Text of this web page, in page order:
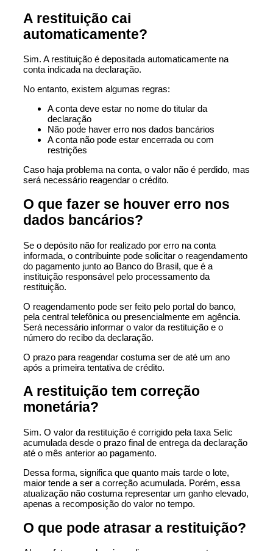
A restituição cai
automaticamente?
Sim. A restituição é depositada automaticamente na
conta indicada na declaração.
No entanto, existem algumas regras:
A conta deve estar no nome do titular da
declaração
Não pode haver erro nos dados bancários
A conta não pode estar encerrada ou com
restrições
Caso haja problema na conta, o valor não é perdido, mas
será necessário reagendar o crédito.
O que fazer se houver erro nos
dados bancários?
Se o depósito não for realizado por erro na conta
informada, o contribuinte pode solicitar o reagendamento
do pagamento junto ao Banco do Brasil, que é a
instituição responsável pelo processamento da
restituição.
O reagendamento pode ser feito pelo portal do banco,
pela central telefônica ou presencialmente em agência.
Será necessário informar o valor da restituição e o
número do recibo da declaração.
O prazo para reagendar costuma ser de até um ano
após a primeira tentativa de crédito.
A restituição tem correção
monetária?
Sim. O valor da restituição é corrigido pela taxa Selic
acumulada desde o prazo final de entrega da declaração
até o mês anterior ao pagamento.
Dessa forma, significa que quanto mais tarde o lote,
maior tende a ser a correção acumulada. Porém, essa
atualização não costuma representar um ganho elevado,
apenas a recomposição do valor no tempo.
O que pode atrasar a restituição?